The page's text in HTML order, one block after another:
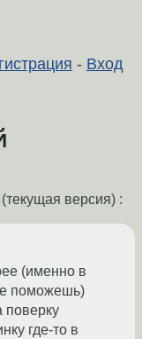
- Вход
(текущая версия) :
(именно в
поможешь)
поверку
где-то в